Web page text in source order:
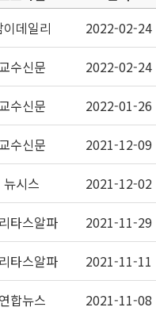
이데일리 2022-02-24
수신문 2022-02-24
수신문 2022-01-26
수신문 2021-12-09
뉴시스 2021-12-02
타스알파 2021-11-29
타스알파 2021-11-11
연합뉴스 2021-11-08